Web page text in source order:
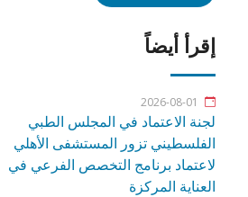
إقرأ أيضاً
لجنة الاعتماد في المجلس الطبي
الفلسطيني تزور المستشفى الأهلي
لاعتماد برنامج التخصص الفرعي في
العناية المركزة